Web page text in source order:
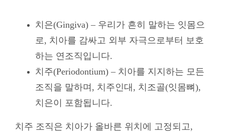
치은(Gingiva) – 우리가 흔히 말하는 잇몸으
로, 치아를 감싸고 외부 자극으로부터 보호
하는 연조직입니다.
치주(Periodontium) – 치아를 지지하는 모든
조직을 말하며, 치주인대, 치조골(잇몸뼈),
치은이 포함됩니다.
치주 조직은 치아가 올바른 위치에 고정되고,